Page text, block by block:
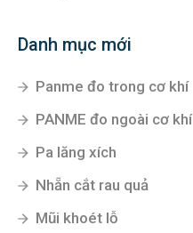
Danh mục mới
Panme đo trong cơ khí
PANME đo ngoài cơ khí
Pa lăng xích
Nhẵn cắt rau quả
Mũi khoét lỗ